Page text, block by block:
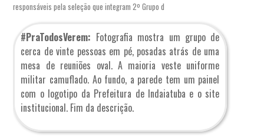
responsáveis pela seleção que integram 2º Grupo d
#PraTodosVerem: Fotografia mostra um grupo de
cerca de vinte pessoas em pé, posadas atrás de uma
mesa de reuniões oval. A maioria veste uniforme
militar camuflado. Ao fundo, a parede tem um painel
com o logotipo da Prefeitura de Indaiatuba e o site
institucional. Fim da descrição.